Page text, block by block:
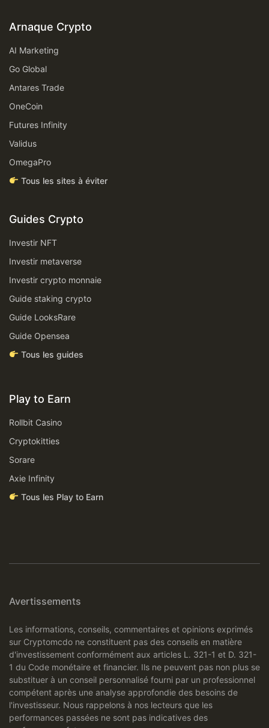
Arnaque Crypto
AI Marketing
Go Global
Antares Trade
OneCoin
Futures Infinity
Validus
OmegaPro
Tous les sites à éviter
Guides Crypto
Investir NFT
Investir metaverse
Investir crypto monnaie
Guide staking crypto
Guide LooksRare
Guide Opensea
Tous les guides
Play to Earn
Rollbit Casino
Cryptokitties
Sorare
Axie Infinity
Tous les Play to Earn
Avertissements
Les informations, conseils, commentaires et opinions exprimés
sur Cryptomcdo ne constituent pas des conseils en matière
d'investissement conformément aux articles L. 321-1 et D. 321-
1 du Code monétaire et financier. Ils ne peuvent pas non plus se
substituer à un conseil personnalisé fourni par un professionnel
compétent après une analyse approfondie des besoins de
l'investisseur. Nous rappelons à nos lecteurs que les
performances passées ne sont pas indicatives des